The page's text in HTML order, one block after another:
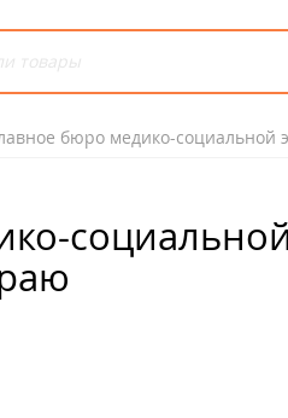
бюро медико-